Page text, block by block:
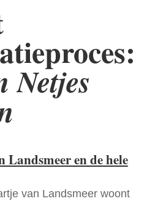
Netjes
Landsmeer en de hele
van Landsmeer woont